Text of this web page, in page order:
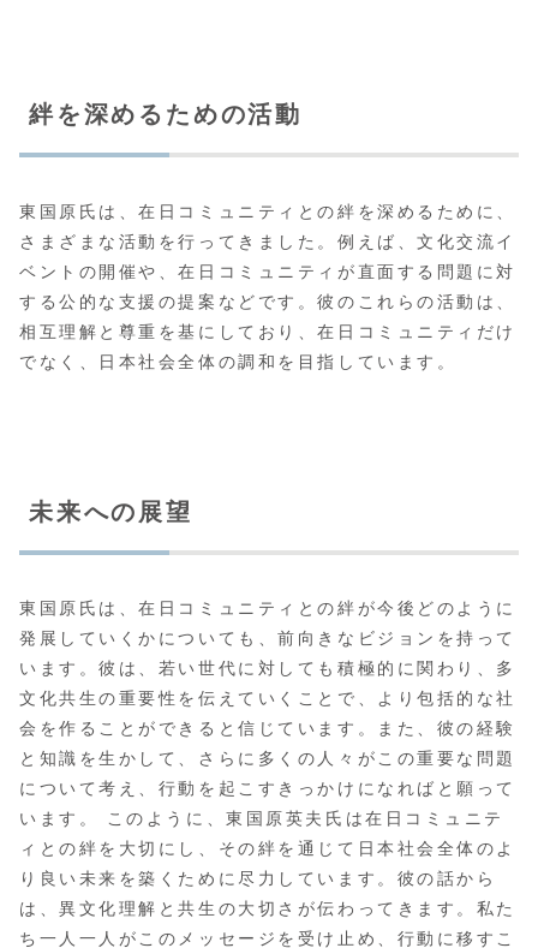
絆を深めるための活動
東国原氏は、在日コミュニティとの絆を深めるために、
さまざまな活動を行ってきました。例えば、文化交流イ
ベントの開催や、在日コミュニティが直面する問題に対
する公的な支援の提案などです。彼のこれらの活動は、
相互理解と尊重を基にしており、在日コミュニティだけ
でなく、日本社会全体の調和を目指しています。
未来への展望
東国原氏は、在日コミュニティとの絆が今後どのように
発展していくかについても、前向きなビジョンを持って
います。彼は、若い世代に対しても積極的に関わり、多
文化共生の重要性を伝えていくことで、より包括的な社
会を作ることができると信じています。また、彼の経験
と知識を生かして、さらに多くの人々がこの重要な問題
について考え、行動を起こすきっかけになればと願って
います。 このように、東国原英夫氏は在日コミュニテ
ィとの絆を大切にし、その絆を通じて日本社会全体のよ
り良い未来を築くために尽力しています。彼の話から
は、異文化理解と共生の大切さが伝わってきます。私た
ち一人一人がこのメッセージを受け止め、行動に移すこ